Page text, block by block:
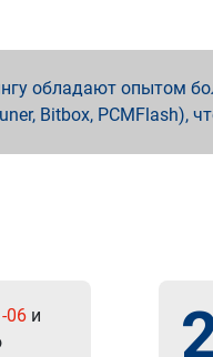
обладают опытом
Bitbox, PCMFlash),
06 и